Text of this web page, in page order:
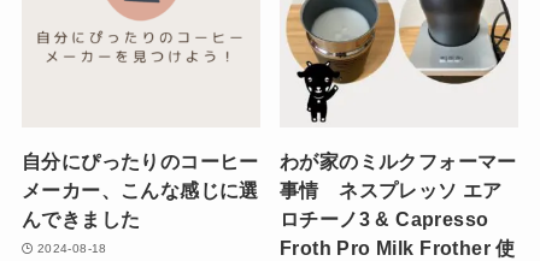
自分にぴったりのコーヒー
メーカー、こんな感じに選
んできました
2024-08-18
わが家のミルクフォーマー
事情 ネスプレッソ エア
ロチーノ3 & Capresso
Froth Pro Milk Frother 使